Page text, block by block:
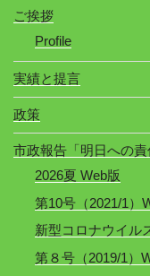
ご挨拶
Profile
実績と提言
政策
市政報告「明日への責
2026夏 Web版
第10号（2021/1）
新型コロナウイル
第８号（2019/1）